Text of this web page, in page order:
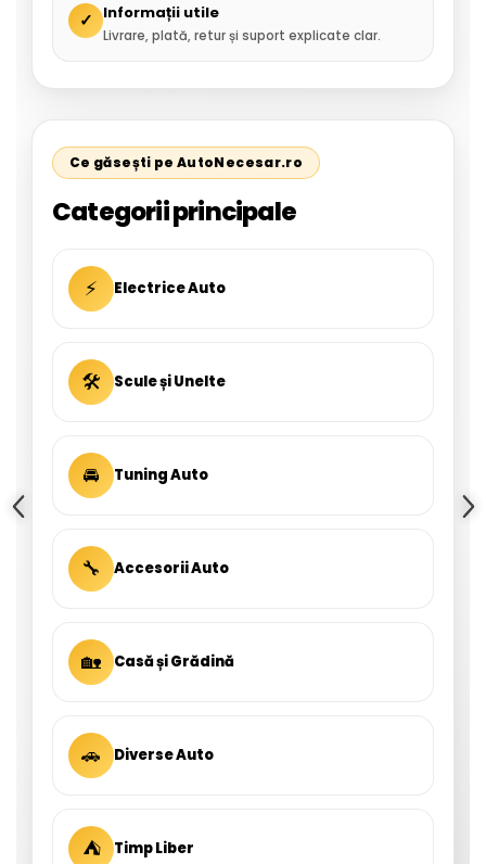
✓ Informații utile
Livrare, plată, retur și suport explicate clar.
Ce găsești pe AutoNecesar.ro
Categorii principale
⚡ Electrice Auto
🛠 Scule și Unelte
🚘 Tuning Auto
🔧 Accesorii Auto
🏡 Casă și Grădină
🚗 Diverse Auto
⛺ Timp Liber